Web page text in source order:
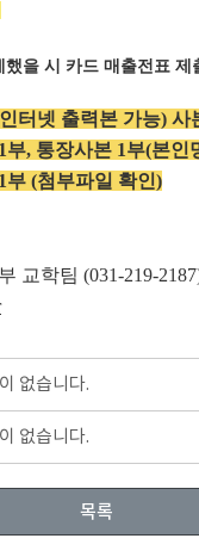
을 시 카드 매출전표 제
터넷 출력본 가능) 사
부, 통장사본 1부(본인
부 (첨부파일 확인)
교학팀 (031-219-2187
없습니다.
없습니다.
목록